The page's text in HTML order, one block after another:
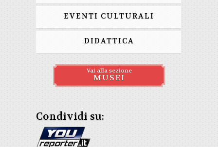
EVENTI CULTURALI
DIDATTICA
Vai alla sezione
MUSEI
Condividi su: